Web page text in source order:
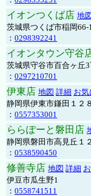
イオンつくば店 地図
茨城県つくば市稲岡
： 0298392241
イオンタウン守谷
茨城県守谷市百合ヶ丘
： 0297210701
伊東店 地図 詳細 お
静岡県伊東市鎌田１２
： 0557353001
ららぽーと磐田店
静岡県磐田市高見丘
： 0538590450
修善寺店 地図 詳細
伊豆市瓜生野1
： 0558741511